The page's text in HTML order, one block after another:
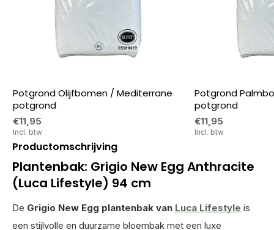
Potgrond Olijfbomen / Mediterrane
potgrond
€11,95
Incl. btw
Potgrond
potgrond
€11,95
Incl. btw
Productomschrijving
Plantenbak: Grigio New Egg Anthracite
(Luca Lifestyle) 94 cm
De Grigio New Egg plantenbak van Luca Lifestyle is
een stijlvolle en duurzame bloembak met een luxe